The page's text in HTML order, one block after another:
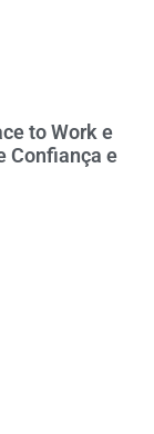
to Work e
Confiança e